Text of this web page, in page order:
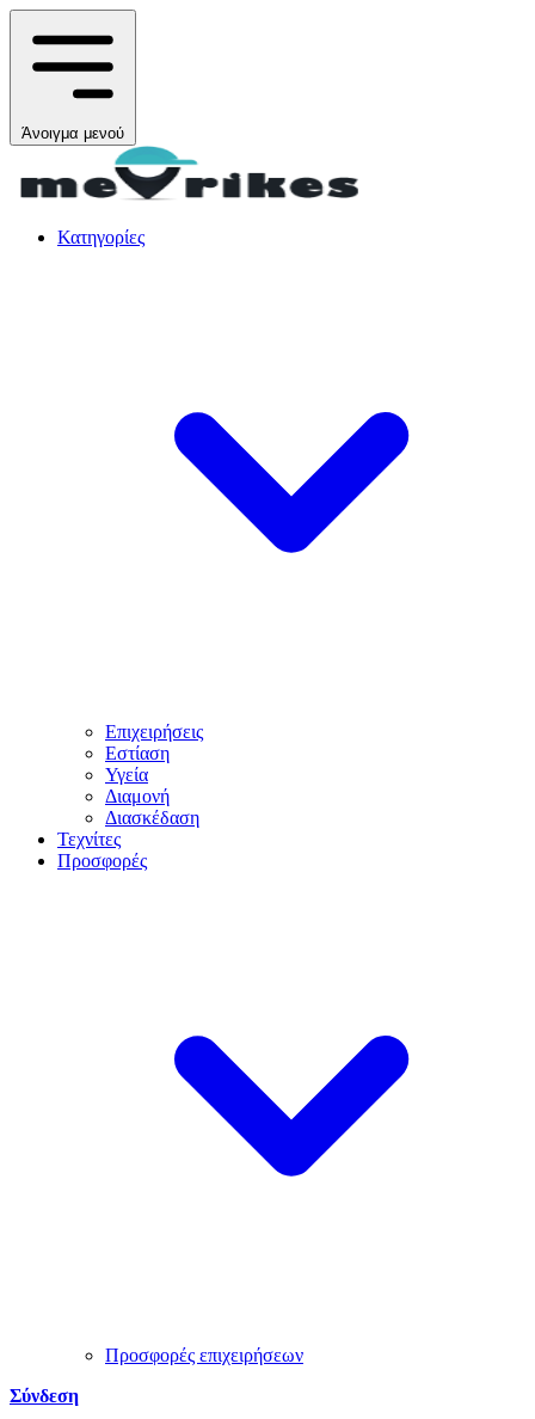
Άνοιγμα μενού
Κατηγορίες
Επιχειρήσεις
Εστίαση
Υγεία
Διαμονή
Διασκέδαση
Τεχνίτες
Προσφορές
Προσφορές επιχειρήσεων
Σύνδεση